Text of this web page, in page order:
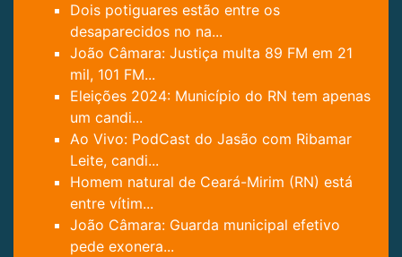
Dois potiguares estão entre os
desaparecidos no na...
João Câmara: Justiça multa 89 FM em 21
mil, 101 FM...
Eleições 2024: Município do RN tem apenas
um candi...
Ao Vivo: PodCast do Jasão com Ribamar
Leite, candi...
Homem natural de Ceará-Mirim (RN) está
entre vítim...
João Câmara: Guarda municipal efetivo
pede exonera...